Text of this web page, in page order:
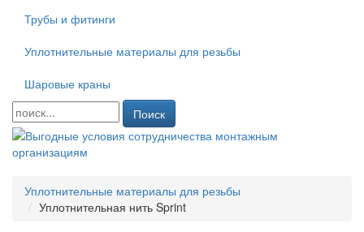
Трубы и фитинги
Уплотнительные материалы для резьбы
Шаровые краны
Поиск
Уплотнительные материалы для резьбы
Уплотнительная нить Sprint